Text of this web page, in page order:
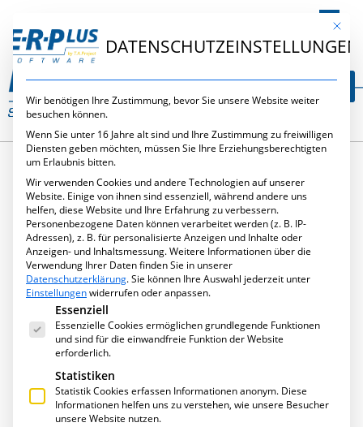
DE
KATEGORIE:
PUBLIKATIONEN
Mit
DATENSCHUTZEINSTELLUNGEN
Wir benötigen Ihre Zustimmung, bevor Sie unsere Website weiter
besuchen können.
Wenn Sie unter 16 Jahre alt sind und Ihre Zustimmung zu freiwilligen
Diensten geben möchten, müssen Sie Ihre Erziehungsberechtigten
um Erlaubnis bitten.
Wir verwenden Cookies und andere Technologien auf unserer
Website. Einige von ihnen sind essenziell, während andere uns
helfen, diese Website und Ihre Erfahrung zu verbessern.
Personenbezogene Daten können verarbeitet werden (z. B. IP-
Adressen), z. B. für personalisierte Anzeigen und Inhalte oder
Anzeigen- und Inhaltsmessung.Weitere Informationen über die
Verwendung Ihrer Daten finden Sie in unserer
Datenschutzerklärung.Sie können Ihre Auswahl jederzeit unter
Einstellungenwiderrufen oder anpassen.
Es folgt eine Liste der Service-Gruppen, für die eine
Essenziell
Essenzielle Cookies ermöglichen grundlegende Funktionen
und sind für die einwandfreie Funktion der Website
erforderlich.
Statistiken
Statistik Cookies erfassen Informationen anonym. Diese
Informationen helfen uns zu verstehen, wie unsere Besucher
unsere Website nutzen.